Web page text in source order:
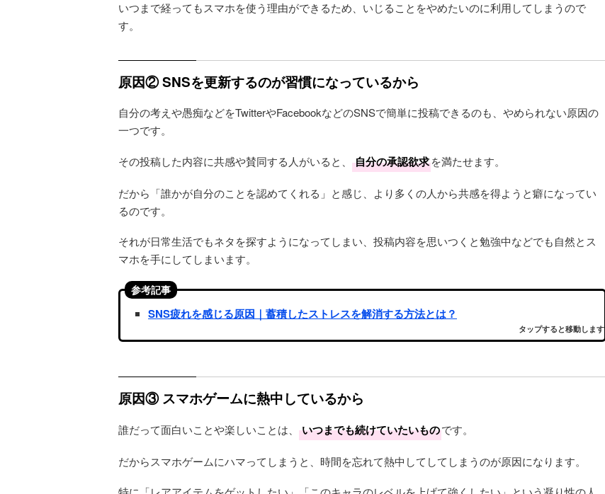
いつまで経ってもスマホを使う理由ができるため、いじることをやめたいのに利用してしまうので
す。
原因② SNSを更新するのが習慣になっているから
自分の考えや愚痴などをTwitterやFacebookなどのSNSで簡単に投稿できるのも、やめられない原因の
一つです。
その投稿した内容に共感や賛同する人がいると、 自分の承認欲求を満たせます。
だから「誰かが自分のことを認めてくれる」と感じ、より多くの人から共感を得ようと癖になってい
るのです。
それが日常生活でもネタを探すようになってしまい、投稿内容を思いつくと勉強中などでも自然とス
マホを手にしてしまいます。
参考記事
SNS疲れを感じる原因｜蓄積したストレスを解消する方法とは？
タップすると移動します
原因③ スマホゲームに熱中しているから
誰だって面白いことや楽しいことは、 いつまでも続けていたいものです。
だからスマホゲームにハマってしまうと、時間を忘れて熱中してしてしまうのが原因になります。